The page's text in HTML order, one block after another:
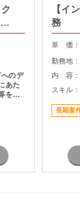
のデ
あた
をご
【イ
務
単 価：
勤務地：
内 容：
スキル：
長期案